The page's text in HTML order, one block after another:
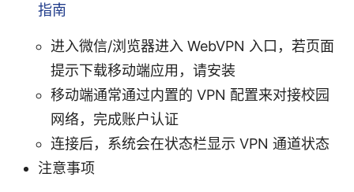
指南
进入微信/浏览器进入 WebVPN 入口，若页面
提示下载移动端应用，请安装
移动端通常通过内置的 VPN 配置来对接校园
网络，完成账户认证
连接后，系统会在状态栏显示 VPN 通道状态
注意事项